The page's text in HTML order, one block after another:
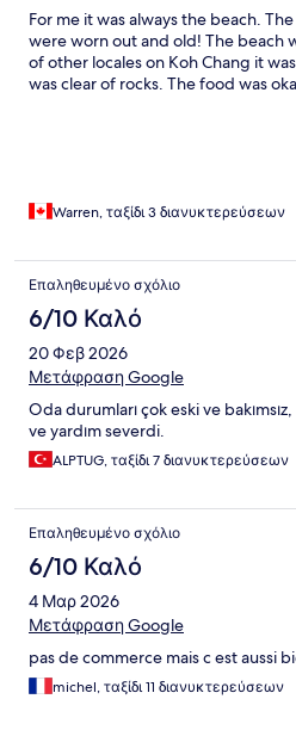
For me it was always the beach.
were worn out and old! The beach
of other locales on Koh Chang it
was clear of rocks. The food was
Warren, ταξίδι 3 διανυκτερεύσεων
Επαληθευμένο σχόλιο
6/10 Καλό
20 Φεβ 2026
Μετάφραση Google
Oda durumları çok eski ve
ve yardım severdi.
ALPTUG, ταξίδι 7 διανυκτερεύσεων
Επαληθευμένο σχόλιο
6/10 Καλό
4 Μαρ 2026
Μετάφραση Google
pas de commerce mais c est aussi
michel, ταξίδι 11 διανυκτερεύσεων